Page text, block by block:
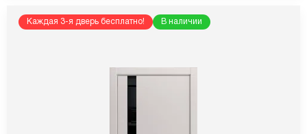
Каждая 3-я дверь бесплатно! В наличии